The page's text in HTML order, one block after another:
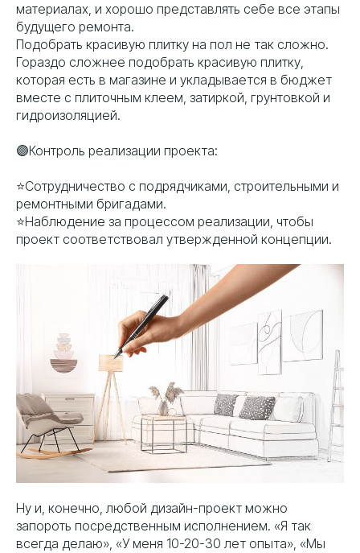
материалах, и хорошо представлять себе все этапы
будущего ремонта.
Подобрать красивую плитку на пол не так сложно.
Гораздо сложнее подобрать красивую плитку,
которая есть в магазине и укладывается в бюджет
вместе с плиточным клеем, затиркой, грунтовкой и
гидроизоляцией.
🟣Контроль реализации проекта:
⭐️Сотрудничество с подрядчиками, строительными и
ремонтными бригадами.
⭐️Наблюдение за процессом реализации, чтобы
проект соответствовал утвержденной концепции.
Ну и, конечно, любой дизайн-проект можно
запороть посредственным исполнением. «Я так
всегда делаю», «У меня 10-20-30 лет опыта», «Мы